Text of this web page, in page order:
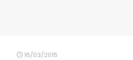
16/03/2015